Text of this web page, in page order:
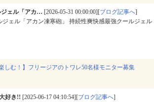
ジェル「アカ… [2026-05-31 00:00:00][ブログ記事へ]
ェル「アカン凍寒砲」 持続性爽快感最強クールジェ
しむ！】フリージアのトワレ50名様モニター募集
好き!! [2025-06-17 04:10:54][ブログ記事へ]